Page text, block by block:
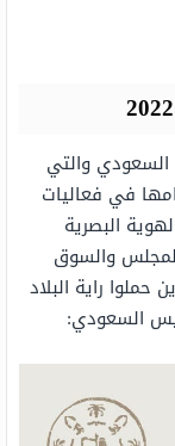
السعودي والتي
في فعاليات
البصرية
والسوق
حملوا راية البلاد
السعودي: